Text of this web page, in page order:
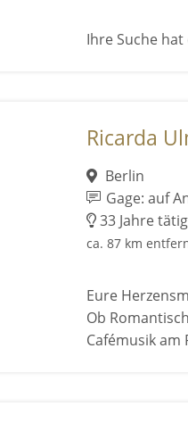
Ihre Suche
Ricarda
Berlin
Gage: auf
33 Jahre tätig
ca. 87 km
Eure
Ob
Cafémusik